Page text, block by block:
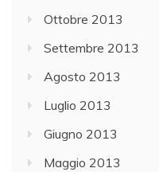
Ottobre 2013
Settembre 2013
Agosto 2013
Luglio 2013
Giugno 2013
Maggio 2013